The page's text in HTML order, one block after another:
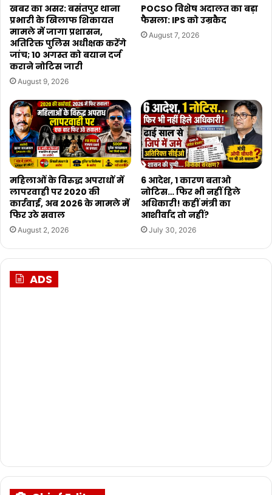
खबर का असर: बसंतपुर थाना
प्रभारी के खिलाफ शिकायत
मामले में जागा प्रशासन,
अतिरिक्त पुलिस अधीक्षक करेंगे
जांच; 10 अगस्त को बयान दर्ज
कराने नोटिस जारी
August 9, 2026
POCSO विशेष अदालत का बड़ा
फैसला: IPS को उम्रकैद
August 7, 2026
महिलाओं के विरुद्ध अपराधों में
लापरवाही पर 2020 की
कार्रवाई, अब 2026 के मामले में
फिर उठे सवाल
August 2, 2026
6 आदेश, 1 कारण बताओ
नोटिस… फिर भी नहीं हिले
अधिकारी! कहीं मंत्री का
आशीर्वाद तो नहीं?
July 30, 2026
ADS